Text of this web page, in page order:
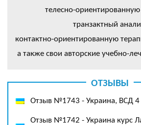
телесно-
транзактный
контактно-ориентированную
а также свои авторские учебно-
ОТЗЫВЫ
Отзыв №1743 - Украина, ВСД 4
Отзыв №1742 - Украина курс